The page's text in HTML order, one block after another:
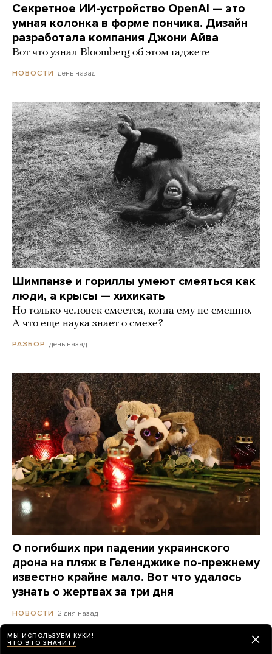
Секретное ИИ-устройство OpenAI — это
умная колонка в форме пончика. Дизайн
разработала компания Джони Айва
Вот что узнал Bloomberg об этом гаджете
НОВОСТИ день назад
Шимпанзе и гориллы умеют смеяться как
люди, а крысы — хихикать
Но только человек смеется, когда ему не смешно.
А что еще наука знает о смехе?
РАЗБОР день назад
О погибших при падении украинского
дрона на пляж в Геленджике по-прежнему
известно крайне мало. Вот что удалось
узнать о жертвах за три дня
НОВОСТИ 2 дня назад
МЫ ИСПОЛЬЗУЕМ КУКИ!
ЧТО ЭТО ЗНАЧИТ?